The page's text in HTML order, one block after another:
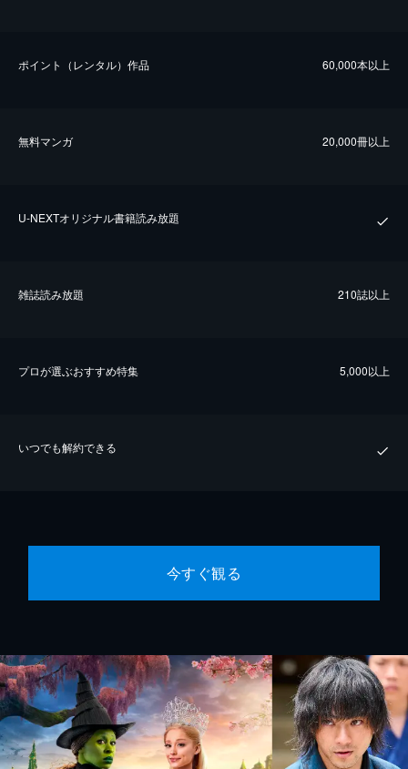
ポイント（レンタル）作品 60,000本以上
無料マンガ 20,000冊以上
U-NEXTオリジナル書籍読み放題
雑誌読み放題 210誌以上
プロが選ぶおすすめ特集 5,000以上
いつでも解約できる
今すぐ観る